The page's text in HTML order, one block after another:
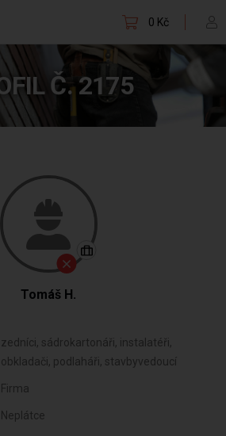
0 Kč
Č. 2175
Tomáš H.
zedníci, sádrokartonáři, instalatéři,
obkladači, podlaháři, stavbyvedoucí
Firma
Neplátce